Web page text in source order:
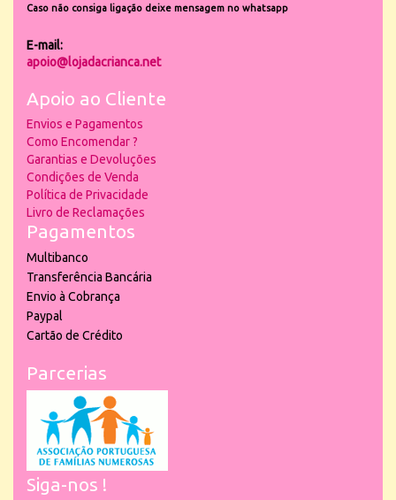
Caso não consiga ligação deixe mensagem no whatsapp
E-mail:
apoio@lojadacrianca.net
Apoio ao Cliente
Envios e Pagamentos
Como Encomendar ?
Garantias e Devoluções
Condições de Venda
Política de Privacidade
Livro de Reclamações
Pagamentos
Multibanco
Transferência Bancária
Envio à Cobrança
Paypal
Cartão de Crédito
Parcerias
Siga-nos !